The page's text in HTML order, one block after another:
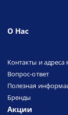
О Нас
Контакты и адреса
Вопрос-ответ
Полезная
Бренды
Акции